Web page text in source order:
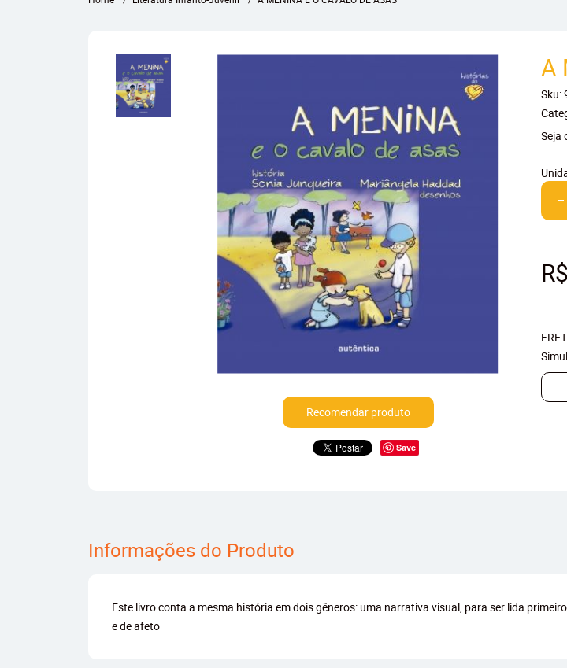
Recomendar produto
Save
A
Sku:
Seja
Informações do Produto
Este livro conta a mesma história em dois gêneros: uma narrativa visual, para ser lida
e de afeto